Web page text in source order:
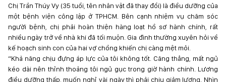
Chị Trần Thúy Vy (35 tuổi, tên nhân vật đã thay đổi) là điều dưỡng của
một bệnh viện công lập ở TPHCM. Bên cạnh nhiệm vụ chăm sóc
người bệnh, chị phải hoàn thiện hàng loạt hồ sơ hành chính, rất
nhiều ngày trở về nhà khi đã tối muộn. Gia đình thường xuyên hỏi về
kế hoạch sinh con của hai vợ chồng khiến chị càng mệt mỏi.
“Khả năng chịu đựng áp lực của tôi không tốt. Căng thẳng, mất ngủ
kéo dài nên thỉnh thoảng tôi ngủ gục trong giờ hành chính. Lương
điều dưỡng thấp, muốn nghỉ vài ngày thì phải chịu giảm lương. Nhìn